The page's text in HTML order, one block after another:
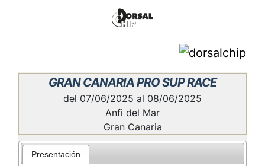
GRAN CANARIA PRO SUP RACE
del 07/06/2025 al 08/06/2025
Anfi del Mar
Gran Canaria
Presentación